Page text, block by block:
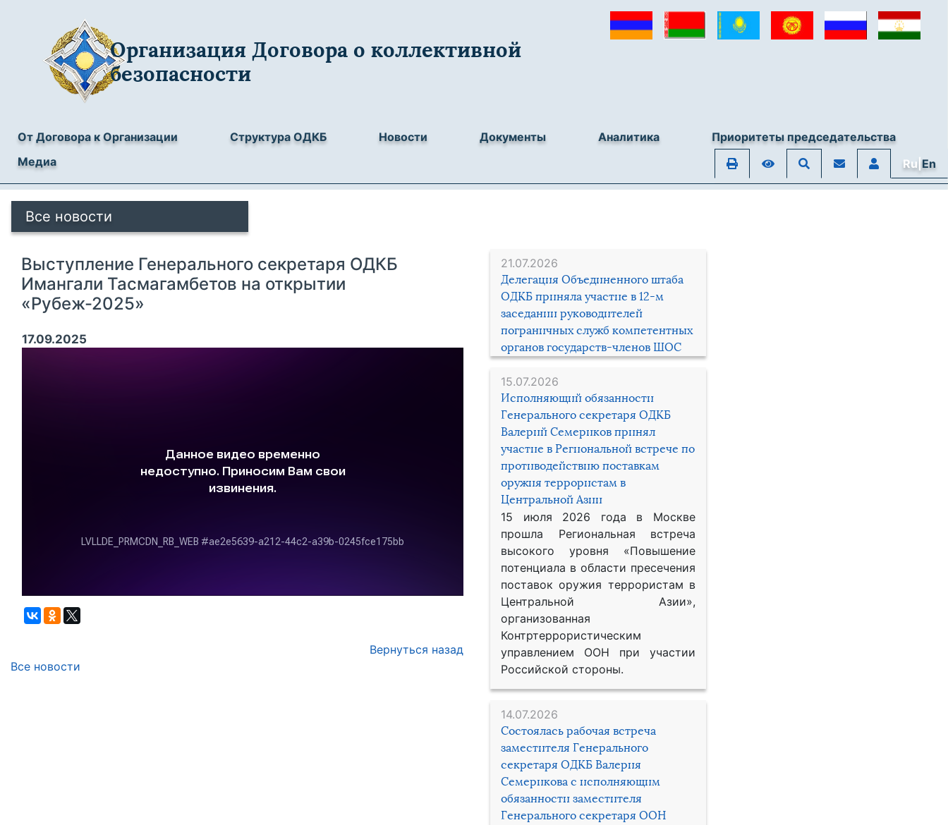
Организация Договора о коллективной
безопасности
От Договора к Организации Структура ОДКБ Новости Документы Аналитика
Приоритеты председательства
Медиа
Ru|En
Все новости
21.07.2026
Делегация Объединенного штаба
ОДКБ приняла участие в 12-м
заседании руководителей
пограничных служб компетентных
органов государств-членов ШОС
15.07.2026
Исполняющий обязанности
Генерального секретаря ОДКБ
Валерий Семериков принял
участие в Региональной встрече по
противодействию поставкам
оружия террористам в
Центральной Азии
15 июля 2026 года в Москве
прошла Региональная встреча
высокого уровня «Повышение
потенциала в области пресечения
поставок оружия террористам в
Центральной Азии»,
организованная
Контртеррористическим
управлением ООН при участии
Российской стороны.
14.07.2026
Состоялась рабочая встреча
заместителя Генерального
секретаря ОДКБ Валерия
Семерикова с исполняющим
обязанности заместителя
Генерального секретаря ООН
Выступление Генерального секретаря ОДКБ
Имангали Тасмагамбетов на открытии
«Рубеж-2025»
17.09.2025
Вернуться назад
Все новости